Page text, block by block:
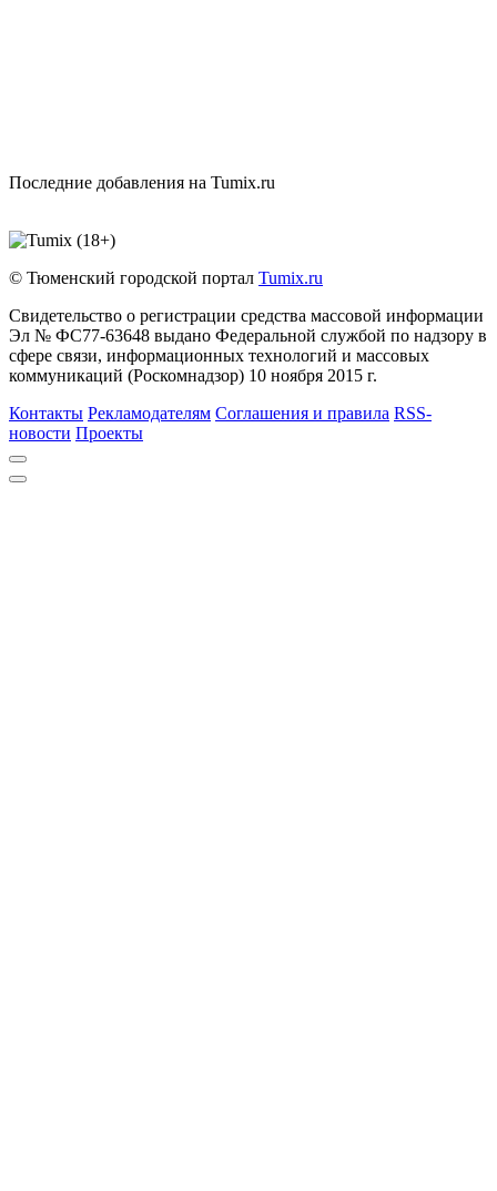
Последние добавления на Tumix.ru
© Тюменский городской портал Tumix.ru
Свидетельство о регистрации средства массовой информации
Эл № ФС77-63648 выдано Федеральной службой по надзору в
сфере связи, информационных технологий и массовых
коммуникаций (Роскомнадзор) 10 ноября 2015 г.
Контакты Рекламодателям Соглашения и правила RSS-
новости Проекты